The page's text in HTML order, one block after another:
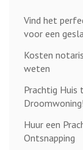
Vind het
voor een
Kosten
weten
Prachtig Huis
Droomwoning!
Huur een
Ontsnapping